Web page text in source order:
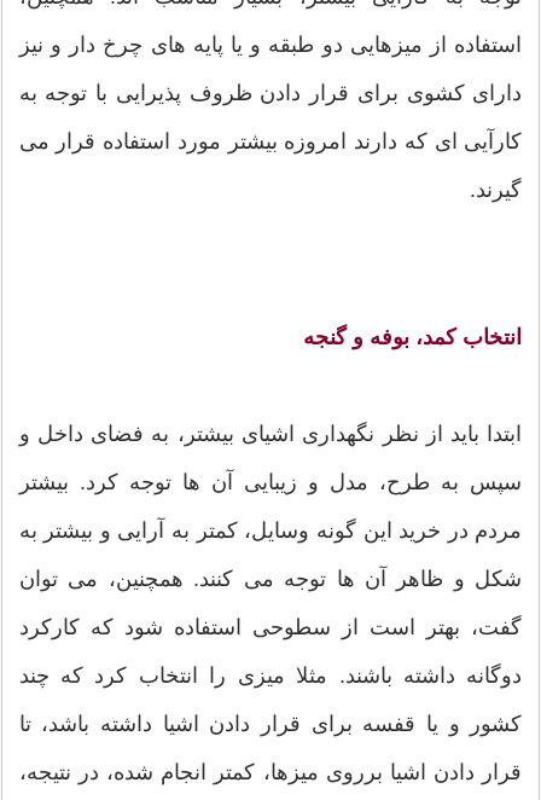
استفاده از میزهایی دو طبقه و یا پایه های چرخ دار و نیز
دارای کشوی برای قرار دادن ظروف پذیرایی با توجه به
کارآیی ای که دارند امروزه بیشتر مورد استفاده قرار می
گیرند.
انتخاب کمد، بوفه و گنجه
ابتدا باید از نظر نگهداری اشیای بیشتر، به فضای داخل و
سپس به طرح، مدل و زیبایی آن ها توجه کرد. بیشتر
مردم در خرید این گونه وسایل، کمتر به آرایی و بیشتر به
شکل و ظاهر آن ها توجه می کنند. همچنین، می توان
گفت، بهتر است از سطوحی استفاده شود که کارکرد
دوگانه داشته باشند. مثلا میزی را انتخاب کرد که چند
کشور و یا قفسه برای قرار دادن اشیا داشته باشد، تا
قرار دادن اشیا برروی میزها، کمتر انجام شده، در نتیجه،